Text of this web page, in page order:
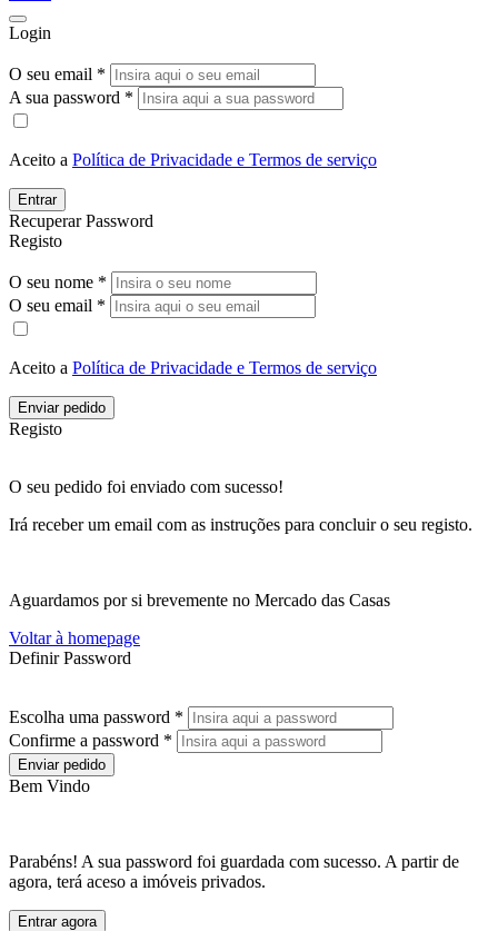
Login
O seu email *
A sua password *
Aceito a Política de Privacidade e Termos de serviço
Entrar
Recuperar Password
Registo
O seu nome *
O seu email *
Aceito a Política de Privacidade e Termos de serviço
Enviar pedido
Registo
O seu pedido foi enviado com sucesso!
Irá receber um email com as instruções para concluir o seu registo.
Aguardamos por si brevemente no Mercado das Casas
Voltar à homepage
Definir Password
Escolha uma password *
Confirme a password *
Enviar pedido
Bem Vindo
Parabéns! A sua password foi guardada com sucesso. A partir de
agora, terá aceso a imóveis privados.
Entrar agora